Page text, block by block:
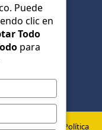
Política
Puede
clic en
Todo
para